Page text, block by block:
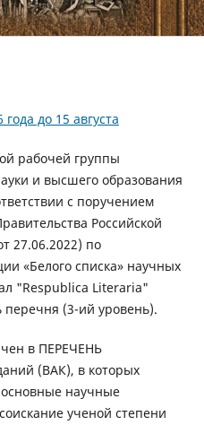
до 15 августа
рабочей группы
и высшего образования
с поручением
Российской
27.06.2022) по
«Белого списка» научных
"Respublica Literaria"
перечня (3-ий уровень).
в ПЕРЕЧЕНЬ
(ВАК), в которых
научные
ученой степени